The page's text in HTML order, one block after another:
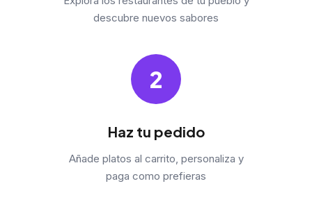
descubre nuevos sabores
2
Haz tu pedido
Añade platos al carrito, personaliza y
paga como prefieras